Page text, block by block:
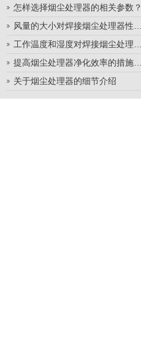
怎样选择烟尘处理器的相关参数？
关于烟尘处理器的细节介绍